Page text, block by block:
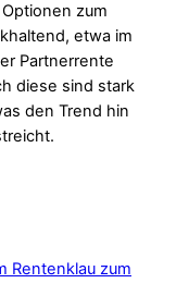
zum
etwa im
Partnerrente
diese sind stark
den Trend hin
Rentenklau zum